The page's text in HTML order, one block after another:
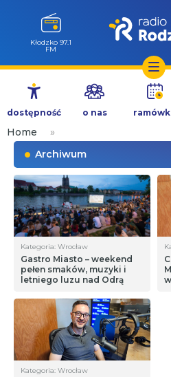
Przejdź
treści
Wołów 99.6
FM
dostępność o nas
Home
»
Archiwum
Kategoria: Wrocław
Gastro Miasto – weekend
pełen smaków, muzyki i
letniego luzu nad Odrą
Kategoria: Wrocław